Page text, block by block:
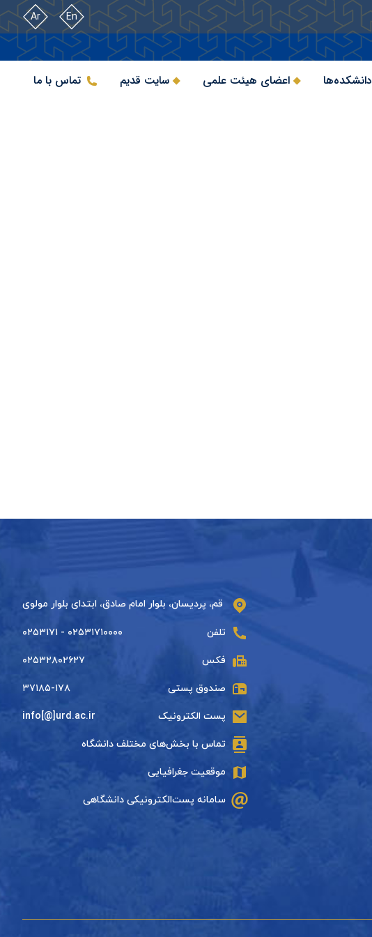
En
Ar
دانشکده‌ها اعضای هیئت علمی سایت قدیم تماس با ما
قم، پردیسان، بلوار امام صادق، ابتدای بلوار مولوی
تلفن ۰۲۵۳۱۷۱۰۰۰۰ - ۰۲۵۳۱۷۱
فکس ۰۲۵۳۲۸۰۲۶۲۷
صندوق پستی ۳۷۱۸۵-۱۷۸
پست الکترونیک info[@]urd.ac.ir
تماس با بخش‌های مختلف دانشگاه
موقعیت جغرافیایی
سامانه پست‌الکترونیکی دانشگاهی